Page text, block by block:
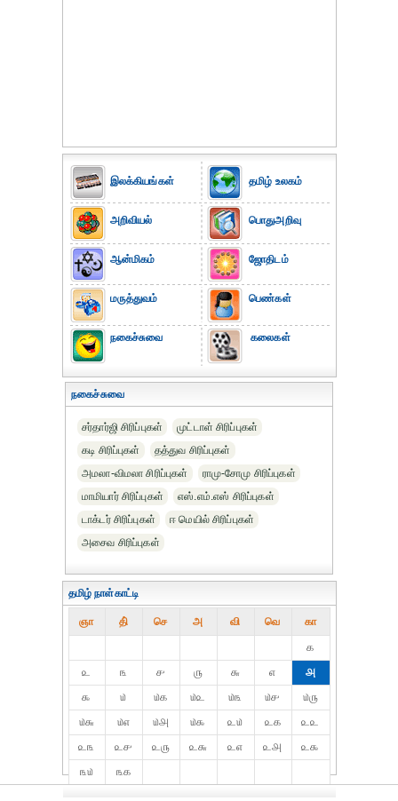
இலக்கியங்கள்
அறிவியல்
ஆன்மிகம்
மருத்துவம்
நகைச்சுவை
தமிழ் உலகம்
பொதுஅறிவு
ஜோதிடம்
பெண்கள்
கலைகள்
நகைச்சுவை
சர்தார்ஜி சிரிப்புகள்
முட்டாள் சிரிப்புகள்
கடி சிரிப்புகள்
தத்துவ சிரிப்புகள்
அமலா-விமலா சிரிப்புகள்
ராமு-சோமு சிரிப்புகள்
மாமியார் சிரிப்புகள்
எஸ்.எம்.எஸ் சிரிப்புகள்
டாக்டர் சிரிப்புகள்
ஈ மெயில் சிரிப்புகள்
அசைவ சிரிப்புகள்
தமிழ் நாள்காட்டி
ஞா தி் செ அ வி வெ கா
௧
௨
௩ ௪ ௫ ௬ ௭
௮
௯
௰ ௰௧ ௰௨ ௰௩ ௰௪
௰௫
௰௬
௰௭ ௰௮ ௰௯ ௨௰ ௨௧
௨௨
௨௩
௨௪ ௨௫ ௨௬ ௨௭ ௨௮
௨௯
௩௰
௩௧